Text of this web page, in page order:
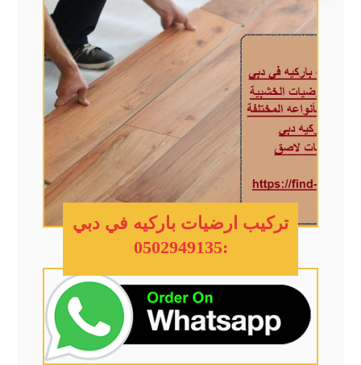
تركيب ارضيات باركيه في دبي
:0502949135